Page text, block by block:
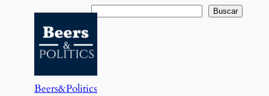
contenido
Buscar Buscar
Beers&Politics